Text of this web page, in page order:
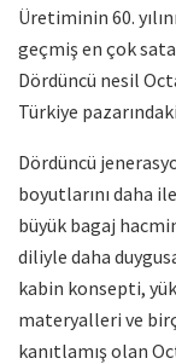
Üretiminin 60.
geçmiş en çok
Dördüncü nesil
Türkiye
Dördüncü
boyutlarını daha
büyük bagaj
diliyle daha
kabin konsepti,
materyalleri ve
kanıtlamış olan